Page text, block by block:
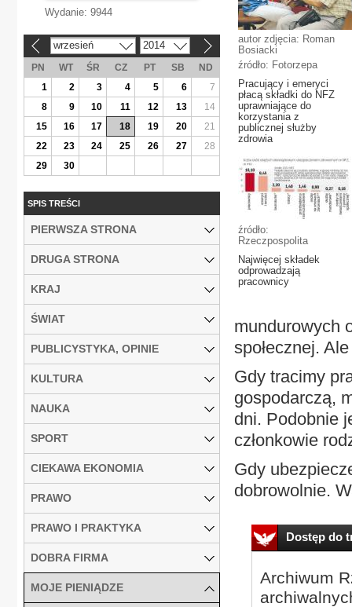
autor zdjęcia: Roman
Bosiacki
źródło: Fotorzepa
Pracujący i emeryci
płacą składki do NFZ
uprawniające do
korzystania z
publicznej służby
zdrowia
źródło:
Rzeczpospolita
Najwięcej składek
odprowadzają
pracownicy
mundurowych
społecznej.
Gdy tracimy
gospodarczą,
dni. Podobnie
członkowie
Gdy
dobrowolnie.
Dostęp do
Archiwum
Wydanie: 9944
wrzesień 2014
PN WT ŚR CZ PT SB
ND
1
2 3 4 5 6
7
8
9 10 11 12 13
14
15
16 17 18 19 20
21
22
23 24 25 26 27
28
29
30
SPIS TREŚCI
PIERWSZA STRONA
DRUGA STRONA
KRAJ
ŚWIAT
PUBLICYSTYKA, OPINIE
KULTURA
NAUKA
SPORT
CIEKAWA EKONOMIA
PRAWO
PRAWO I PRAKTYKA
DOBRA FIRMA
MOJE PIENIĄDZE